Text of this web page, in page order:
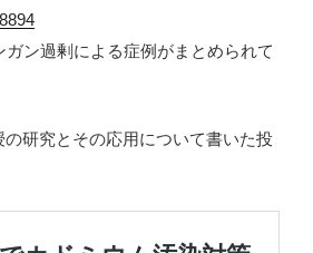
ン過剰による症例がまとめられて
研究とその応用について書いた投